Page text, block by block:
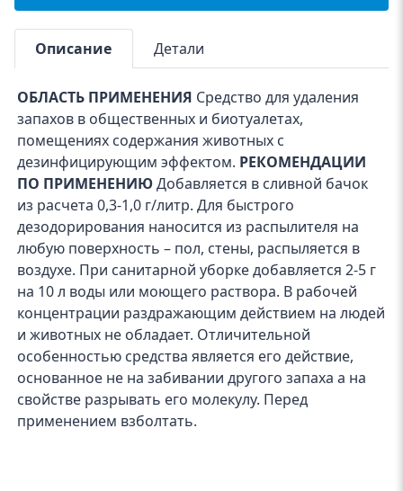
Описание Детали
ОБЛАСТЬ ПРИМЕНЕНИЯ Средство для удаления
запахов в общественных и биотуалетах,
помещениях содержания животных с
дезинфицирующим эффектом. РЕКОМЕНДАЦИИ
ПО ПРИМЕНЕНИЮДобавляется в сливной бачок
из расчета 0,3-1,0 г/литр. Для быстрого
дезодорирования наносится из распылителя на
любую поверхность – пол, стены, распыляется в
воздухе. При санитарной уборке добавляется 2-5 г
на 10 л воды или моющего раствора. В рабочей
концентрации раздражающим действием на людей
и животных не обладает. Отличительной
особенностью средства является его действие,
основанное не на забивании другого запаха а на
свойстве разрывать его молекулу. Перед
применением взболтать.